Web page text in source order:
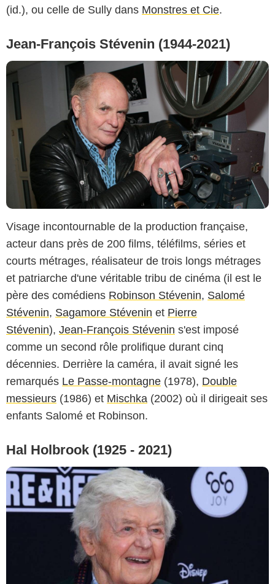
(id.), ou celle de Sully dans Monstres et Cie.
Jean-François Stévenin (1944-2021)
Visage incontournable de la production française,
acteur dans près de 200 films, téléfilms, séries et
courts métrages, réalisateur de trois longs métrages
et patriarche d'une véritable tribu de cinéma (il est le
père des comédiens Robinson Stévenin, Salomé
Stévenin, Sagamore Stévenin et Pierre
Stévenin), Jean-François Stévenin s'est imposé
comme un second rôle prolifique durant cinq
décennies. Derrière la caméra, il avait signé les
remarqués Le Passe-montagne (1978), Double
messieurs (1986) et Mischka (2002) où il dirigeait ses
enfants Salomé et Robinson.
Hal Holbrook (1925 - 2021)